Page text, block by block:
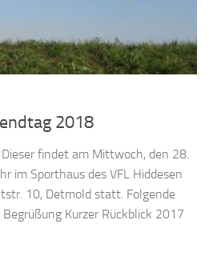
2018
findet am Mittwoch, den 28.
im Sporthaus des VFL Hiddesen
10, Detmold statt. Folgende
Kurzer Rückblick 2017